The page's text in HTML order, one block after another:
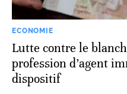
ECONOMIE
Lutte contre le
profession d’agent
dispositif